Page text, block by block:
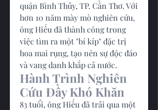
quận Bình Thủy, TP. Cần Thơ. Với
hơn 10 năm mày mò nghiên cứu,
ông Hiếu đã thành công trong
việc tìm ra một "bí kíp" đặc trị
hoa mai rụng, tạo nên sự độc đáo
và vang danh khắp cả nước.
Hành Trình Nghiên
Cứu Đầy Khó Khăn
83 tuổi, ông Hiếu đã trải qua một